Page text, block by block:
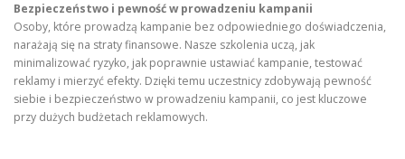
Bezpieczeństwo i pewność w prowadzeniu kampanii
Osoby, które prowadzą kampanie bez odpowiedniego doświadczenia,
narażają się na straty finansowe. Nasze szkolenia uczą, jak
minimalizować ryzyko, jak poprawnie ustawiać kampanie, testować
reklamy i mierzyć efekty. Dzięki temu uczestnicy zdobywają pewność
siebie i bezpieczeństwo w prowadzeniu kampanii, co jest kluczowe
przy dużych budżetach reklamowych.